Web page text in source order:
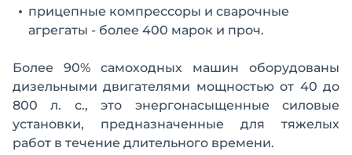
прицепные компрессоры и сварочные
агрегаты - более 400 марок и проч.
Более 90% самоходных машин оборудованы
дизельными двигателями мощностью от 40 до
800 л. с., это энергонасыщенные силовые
установки, предназначенные для тяжелых
работ в течение длительного времени.